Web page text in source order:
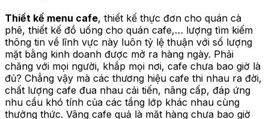
Thiết kế menu cafe, thiết kế thực đơn cho quán cà
phê, thiết kế đồ uống cho quán cafe,… lượng tìm kiếm
thông tin về lĩnh vực này luôn tỷ lệ thuận với số lượng
mặt bằng kinh doanh được mở ra hàng ngày. Phải
chăng với mọi người, khắp mọi nơi, cafe chưa bao giờ là
đủ? Chẳng vậy mà các thương hiệu cafe thi nhau ra đời,
chất lượng cafe đua nhau cải tiến, nâng cấp, đáp ứng
nhu cầu khó tính của các tầng lớp khác nhau cùng
thưởng thức. Vâng cafe quả là mặt hàng chưa bao giờ